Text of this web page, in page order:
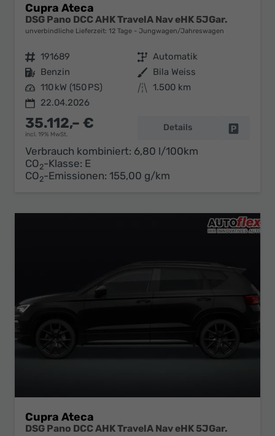
Cupra Ateca
DSG Pano DCC AHK TravelA Nav eHK 5JGar.
unverbindliche Lieferzeit: 12 Tage Jungwagen/Jahreswagen
Fahrzeugnr. 191689 Getriebe Automatik
Kraftstoff Benzin Außenfarbe Bila Weiss
Leistung 110 kW (150 PS) Kilometerstand 1.500 km
22.04.2026
35.112,– €
incl. 19% MwSt.
Details
Verbrauch kombiniert: 6,80 l/100km
CO2-Klasse: E
CO2-Emissionen: 155,00 g/km
Cupra Ateca
DSG Pano DCC AHK TravelA Nav eHK 5JGar.